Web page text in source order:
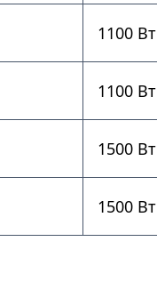
1100 Вт
1100 Вт
1500 Вт
1500 Вт